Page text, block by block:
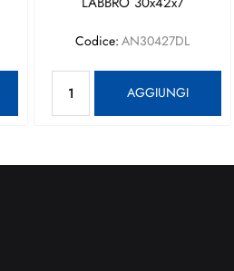
Codice: AN30427DL
AGGIUNGI